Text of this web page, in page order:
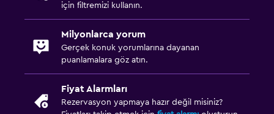
için filtremizi kullanın.
Milyonlarca yorum
Gerçek konuk yorumlarına dayanan
puanlamalara göz atın.
Fiyat Alarmları
Rezervasyon yapmaya hazır değil misiniz?